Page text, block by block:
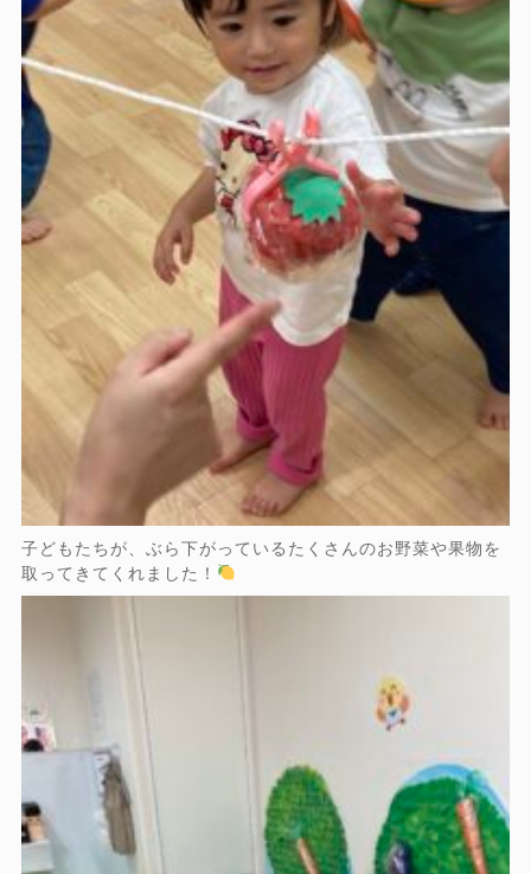
子どもたちが、ぶら下がっているたくさんのお野菜や果物を
取ってきてくれました！